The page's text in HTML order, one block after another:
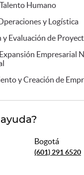
Humano
y Logística
y Evaluación de
Empresarial
y Creación de
Bogotá
(601) 291 6520